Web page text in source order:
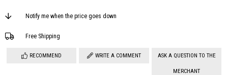
Notify me when the price goes down
Free Shipping
RECOMMEND WRITE A COMMENT ASK A QUESTION TO THE
MERCHANT